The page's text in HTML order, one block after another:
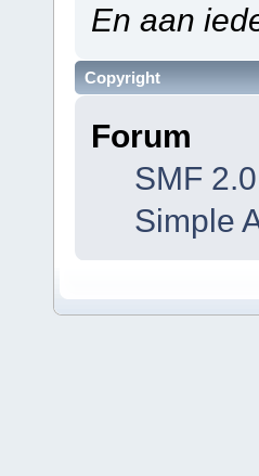
En aan
Copyright
Forum
SMF
Simple